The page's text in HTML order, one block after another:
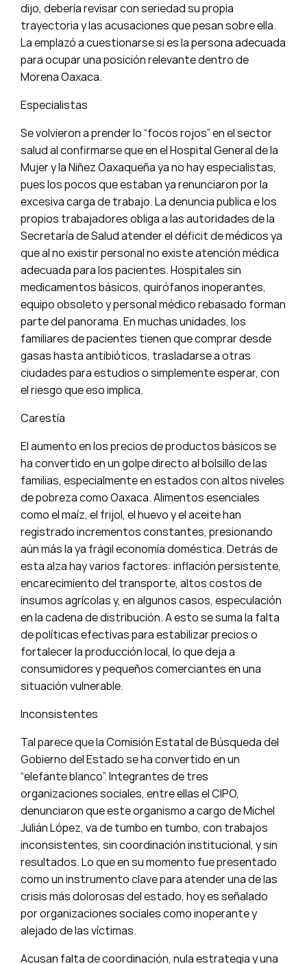
dijo, debería revisar con seriedad su propia
trayectoria y las acusaciones que pesan sobre ella.
La emplazó a cuestionarse si es la persona adecuada
para ocupar una posición relevante dentro de
Morena Oaxaca.
Especialistas
Se volvieron a prender lo “focos rojos” en el sector
salud al confirmarse que en el Hospital General de la
Mujer y la Niñez Oaxaqueña ya no hay especialistas,
pues los pocos que estaban ya renunciaron por la
excesiva carga de trabajo. La denuncia publica e los
propios trabajadores obliga a las autoridades de la
Secretaría de Salud atender el déficit de médicos ya
que al no existir personal no existe atención médica
adecuada para los pacientes. Hospitales sin
medicamentos básicos, quirófanos inoperantes,
equipo obsoleto y personal médico rebasado forman
parte del panorama. En muchas unidades, los
familiares de pacientes tienen que comprar desde
gasas hasta antibióticos, trasladarse a otras
ciudades para estudios o simplemente esperar, con
el riesgo que eso implica.
Carestía
El aumento en los precios de productos básicos se
ha convertido en un golpe directo al bolsillo de las
familias, especialmente en estados con altos niveles
de pobreza como Oaxaca. Alimentos esenciales
como el maíz, el frijol, el huevo y el aceite han
registrado incrementos constantes, presionando
aún más la ya frágil economía doméstica. Detrás de
esta alza hay varios factores: inflación persistente,
encarecimiento del transporte, altos costos de
insumos agrícolas y, en algunos casos, especulación
en la cadena de distribución. A esto se suma la falta
de políticas efectivas para estabilizar precios o
fortalecer la producción local, lo que deja a
consumidores y pequeños comerciantes en una
situación vulnerable.
Inconsistentes
Tal parece que la Comisión Estatal de Búsqueda del
Gobierno del Estado se ha convertido en un
“elefante blanco”. Integrantes de tres
organizaciones sociales, entre ellas el CIPO,
denunciaron que este organismo a cargo de Michel
Julián López, va de tumbo en tumbo, con trabajos
inconsistentes, sin coordinación institucional, y sin
resultados. Lo que en su momento fue presentado
como un instrumento clave para atender una de las
crisis más dolorosas del estado, hoy es señalado
por organizaciones sociales como inoperante y
alejado de las víctimas.
Acusan falta de coordinación, nula estrategia y una